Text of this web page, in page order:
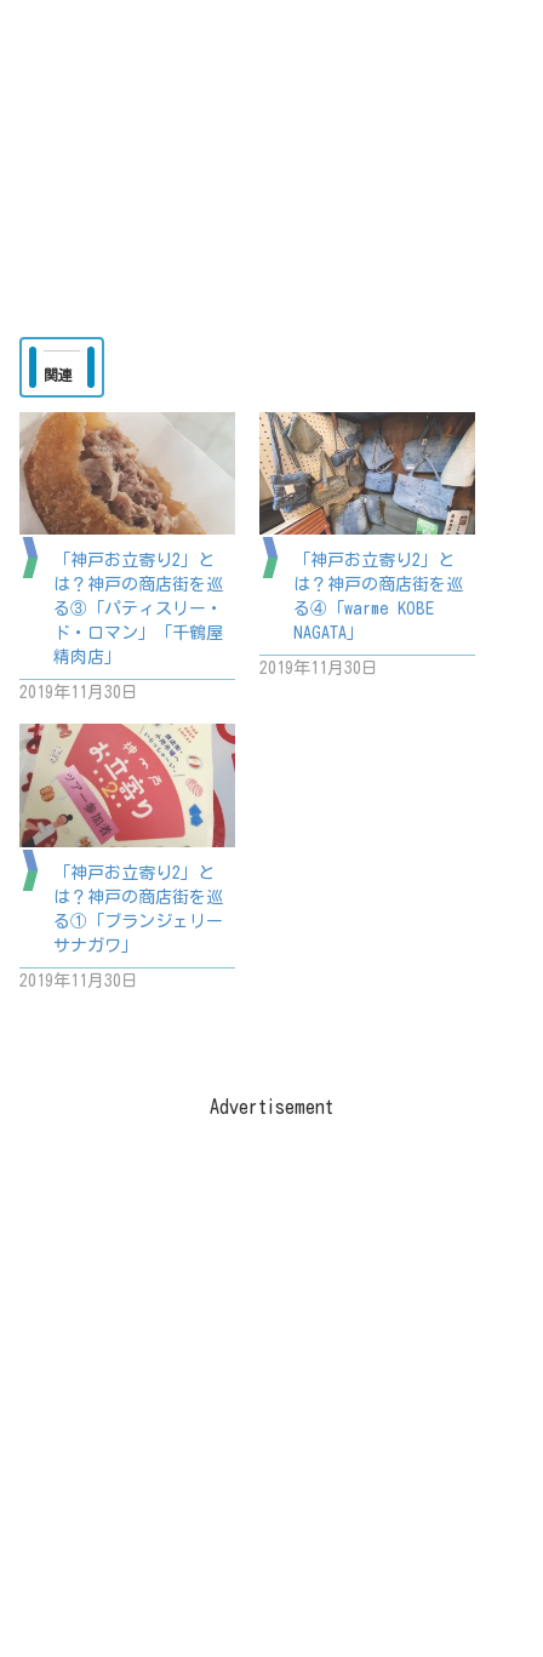
関連
「神戸お立寄り2」と
は？神戸の商店街を巡
る③「パティスリー・
ド・ロマン」「千鶴屋
精肉店」
2019年11月30日
「神戸お立寄り2」と
は？神戸の商店街を巡
る④「warme KOBE
NAGATA」
2019年11月30日
「神戸お立寄り2」と
は？神戸の商店街を巡
る①「ブランジェリー
サナガワ」
2019年11月30日
Advertisement